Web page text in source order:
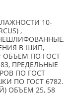
10-
,
В ШИП,
ОБЪЕМ ПО ГОСТ
ПРЕДЕЛЬНЫЕ
ПО ГОСТ
ПО ГОСТ 6782.
ОБЪЕМ 25, 58